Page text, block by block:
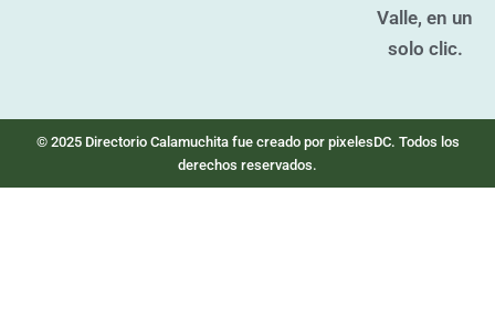
Valle, en un
solo clic.
© 2025 Directorio Calamuchita fue creado por pixelesDC. Todos los
derechos reservados.